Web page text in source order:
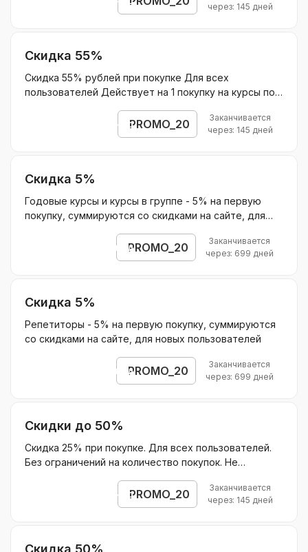
через: 145 дней
Скидка 55%
Скидка 55% рублей при покупке Для всех
пользователей Действует на 1 покупку на курсы по
продление подписки в последующие месяцы
Действует на курсы по подписке для подготовки к
PROMO_20
Открыть промокод
Заканчивается
через: 145 дней
Скидка 5%
Годовые курсы и курсы в группе - 5% на первую
покупку, суммируются со скидками на сайте, для
PROMO_20
Открыть промокод
Заканчивается
через: 699 дней
Скидка 5%
Репетиторы - 5% на первую покупку, суммируются
со скидками на сайте, для новых пользователей
PROMO_20
Открыть промокод
Заканчивается
через: 699 дней
Скидки до 50%
Скидка 25% при покупке. Для всех пользователей.
Без ограничений на количество покупок. Не
оплату нового учебного года в домашней школе
PROMO_20
Открыть промокод
Заканчивается
через: 145 дней
Скидка 50%